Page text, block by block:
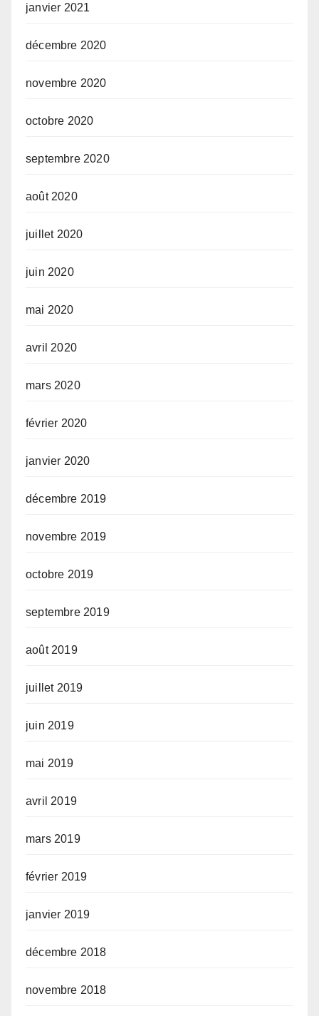
janvier 2021
décembre 2020
novembre 2020
octobre 2020
septembre 2020
août 2020
juillet 2020
juin 2020
mai 2020
avril 2020
mars 2020
février 2020
janvier 2020
décembre 2019
novembre 2019
octobre 2019
septembre 2019
août 2019
juillet 2019
juin 2019
mai 2019
avril 2019
mars 2019
février 2019
janvier 2019
décembre 2018
novembre 2018